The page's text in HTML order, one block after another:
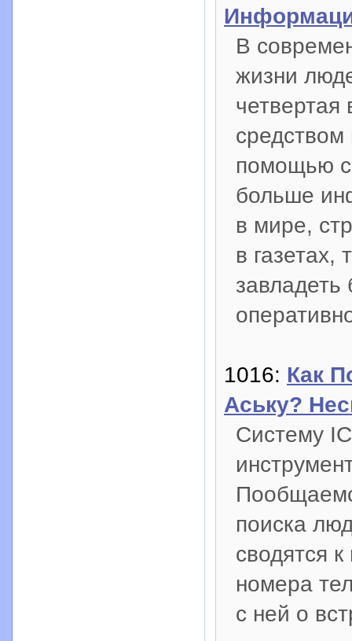
В
жизни
четвертая
помощью
больше
в мире,
в газетах,
1016: Как
Аську?
Систему
поиска
сводятся
номера
с ней о